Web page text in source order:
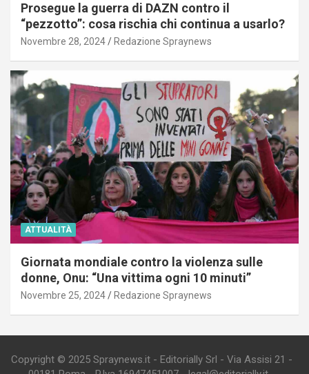
Prosegue la guerra di DAZN contro il
“pezzotto”: cosa rischia chi continua a usarlo?
Novembre 28, 2024 Redazione Spraynews
ATTUALITÀ
Giornata mondiale contro la violenza sulle
donne, Onu: “Una vittima ogni 10 minuti”
Novembre 25, 2024 Redazione Spraynews
Copyright © 2025 Spraynews.it - Editorially Srl - Via Assisi 21 -